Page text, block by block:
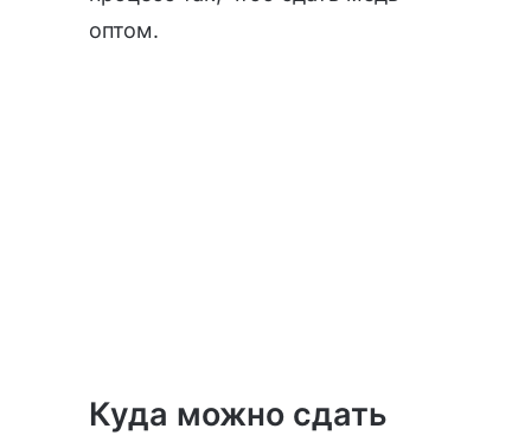
оптом.
Куда можно сдать